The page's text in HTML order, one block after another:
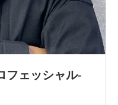
フェッシャル-